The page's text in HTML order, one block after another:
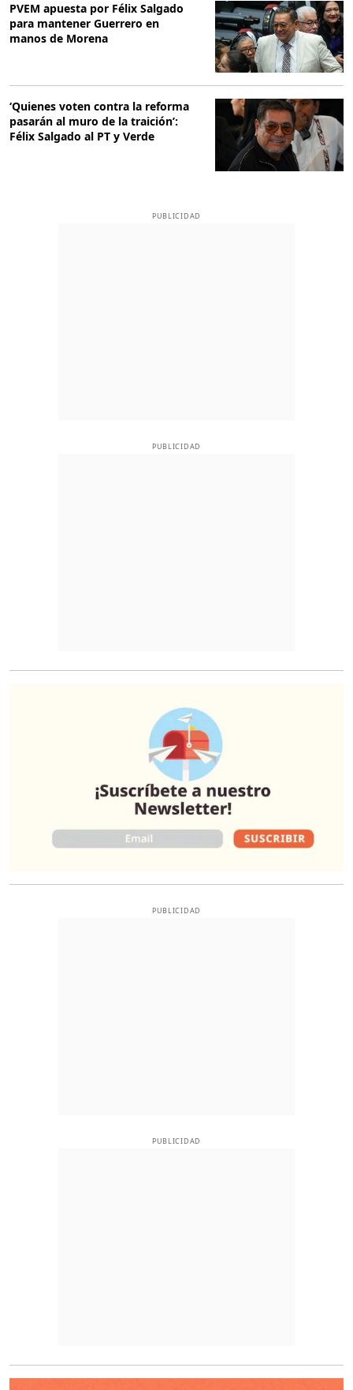
PVEM apuesta por Félix Salgado
para mantener Guerrero en
manos de Morena
‘Quienes voten contra la reforma
pasarán al muro de la traición’:
Félix Salgado al PT y Verde
PUBLICIDAD
PUBLICIDAD
PUBLICIDAD
PUBLICIDAD